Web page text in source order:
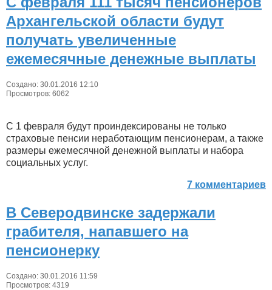
Архангельской области будут
получать увеличенные
ежемесячные денежные выплаты
Создано: 30.01.2016 12:10
Просмотров: 6062
С 1 февраля будут проиндексированы не только
страховые пенсии неработающим пенсионерам, а также
размеры ежемесячной денежной выплаты и набора
социальных услуг.
7 комментариев
В Северодвинске задержали
грабителя, напавшего на
пенсионерку
Создано: 30.01.2016 11:59
Просмотров: 4319